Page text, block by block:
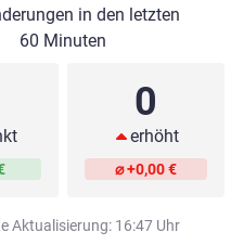
in den letzten
60 Minuten
0
erhöht
⌀ +0,00 €
Aktualisierung: 16:47 Uhr